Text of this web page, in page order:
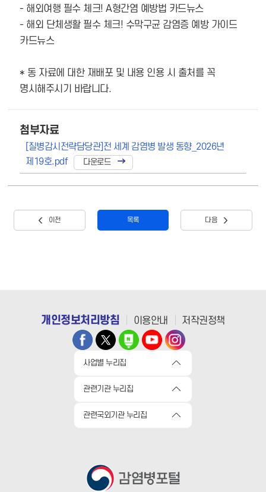
- 해외여행 필수 체크! A형간염 예방법 카드뉴스
- 해외 단체생활 필수 체크! 수막구균 감염증 예방 가이드
카드뉴스
* 동 자료에 대한 재배포 및 내용 인용 시 출처를 꼭
명시해주시기 바랍니다.
첨부자료
[질병감시전략담당관]전 세계 감염병 발생 동향_2026년
제19호.pdf
이전 목록 다음
개인정보처리방침 이용안내 저작권정책
사업별 누리집
관련기관 누리집
관련국외기관 누리집